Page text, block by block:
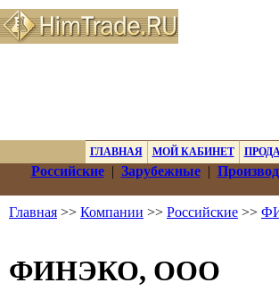
ГЛАВНАЯ МОЙ КАБИНЕТ
Российские| Зарубежные|
Главная >> Компании >> Российские >>
ФИНЭКО, ООО